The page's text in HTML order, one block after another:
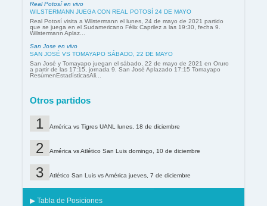
Real Potosí en vivo
WILSTERMANN JUEGA CON REAL POTOSÍ 24 DE MAYO
Real Potosí visita a Wilstermann el lunes, 24 de mayo de 2021 partido
que se juega en el Sudamericano Félix Caprilez a las 19:30, fecha 9.
Wilstermann Aplaz...
San Jose en vivo
SAN JOSÉ VS TOMAYAPO SÁBADO, 22 DE MAYO
San José y Tomayapo juegan el sábado, 22 de mayo de 2021 en Oruro
a partir de las 17:15, jornada 9. San José Aplazado 17:15 Tomayapo
ResúmenEstadísticasAli...
Otros partidos
América vs Tigres UANL lunes, 18 de diciembre
América vs Atlético San Luis domingo, 10 de diciembre
Atlético San Luis vs América jueves, 7 de diciembre
▶ Tabla de Posiciones